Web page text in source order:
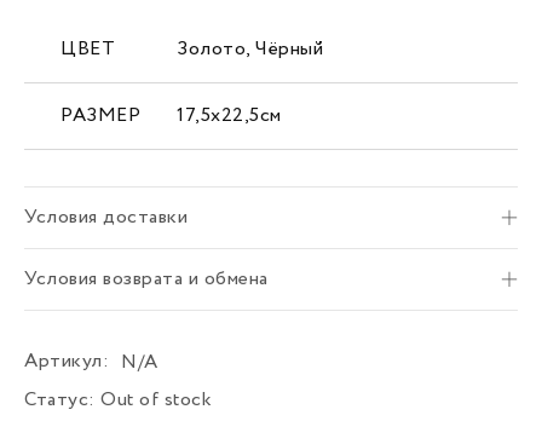
ЦВЕТ Золото, Чёрный
РАЗМЕР 17,5х22,5см
Условия доставки
Условия возврата и обмена
Артикул:
N/A
Статус: Out of stock